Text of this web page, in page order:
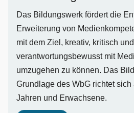
Das Bildungswerk fördert die
Erweiterung von
mit dem Ziel, kreativ, kritisch und
verantwortungsbewusst mit
umzugehen zu können. Das
Grundlage des WbG richtet
Jahren und Erwachsene.